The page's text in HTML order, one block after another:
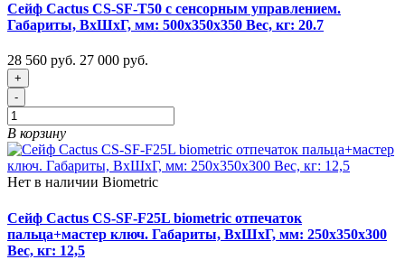
Сейф Cactus CS-SF-T50 с сенсорным управлением.
Габариты, ВxШxГ, мм: 500x350x350 Вес, кг: 20.7
28 560 руб. 27 000 руб.
+
-
В корзину
Нет в наличии Biometric
Сейф Cactus CS-SF-F25L biometric отпечаток
пальца+мастер ключ. Габариты, ВxШxГ, мм: 250x350x300
Вес, кг: 12,5